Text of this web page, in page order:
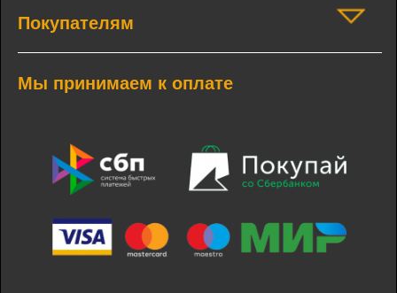
Покупателям
Мы принимаем к оплате